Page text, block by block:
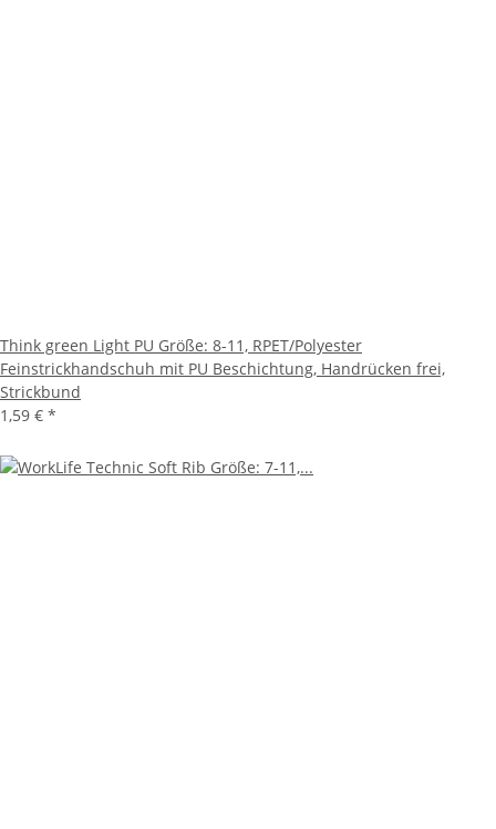
Think green Light PU Größe: 8-11, RPET/Polyester
Feinstrickhandschuh mit PU Beschichtung, Handrücken frei,
Strickbund
1,59 € *